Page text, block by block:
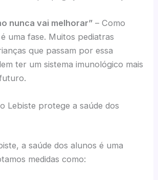
nunca vai melhorar” – Como
uma fase. Muitos pediatras
que passam por essa
ter um sistema imunológico mais
Lebiste protege a saúde dos
a saúde dos alunos é uma
medidas como: